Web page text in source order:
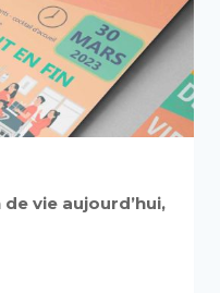
vie aujourd’hui,